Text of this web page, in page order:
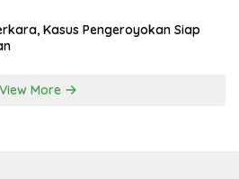
Kasus Pengeroyokan Siap
View More